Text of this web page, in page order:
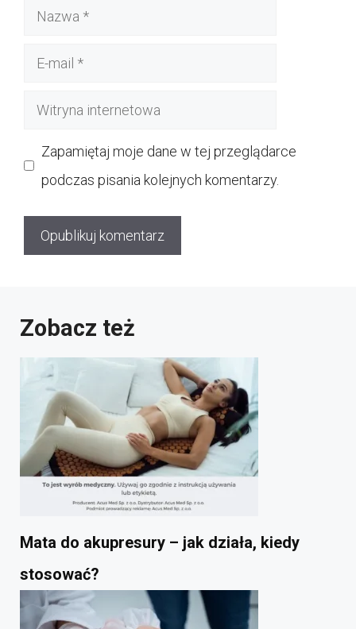
Nazwa
Witryna
Zapamiętaj moje dane w tej przeglądarce
podczas pisania kolejnych komentarzy.
Zobacz też
Mata do akupresury – jak działa, kiedy
stosować?